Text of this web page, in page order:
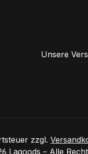
Unsere
zzgl.
Lagoods – Alle